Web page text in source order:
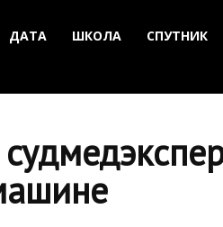
ДАТА ШКОЛА СПУТНИК